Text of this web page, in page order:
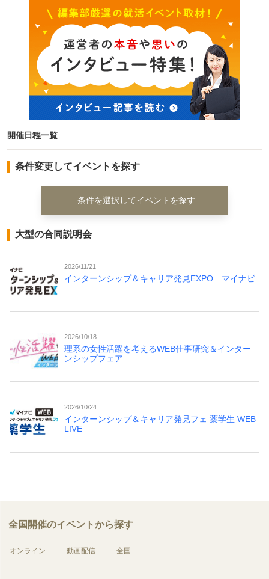
開催日程一覧
条件変更してイベントを探す
条件を選択してイベントを探す
大型の合同説明会
2026/11/21
インターンシップ＆キャリア発見EXPO マイナビ
2026/10/18
理系の女性活躍を考えるWEB仕事研究＆インター
ンシップフェア
2026/10/24
インターンシップ＆キャリア発見フェ 薬学生 WEB
LIVE
全国開催のイベントから探す
オンライン 動画配信 全国